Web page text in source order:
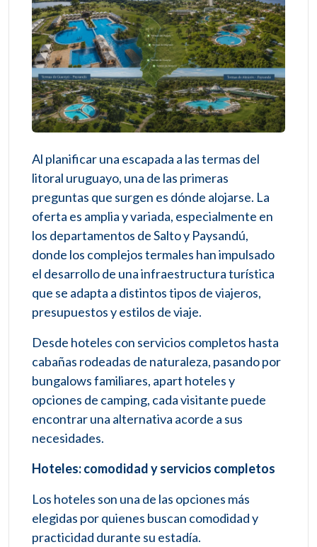
Al planificar una escapada a las termas del
litoral uruguayo, una de las primeras
preguntas que surgen es dónde alojarse. La
oferta es amplia y variada, especialmente en
los departamentos de Salto y Paysandú,
donde los complejos termales han impulsado
el desarrollo de una infraestructura turística
que se adapta a distintos tipos de viajeros,
presupuestos y estilos de viaje.
Desde hoteles con servicios completos hasta
cabañas rodeadas de naturaleza, pasando por
bungalows familiares, apart hoteles y
opciones de camping, cada visitante puede
encontrar una alternativa acorde a sus
necesidades.
Hoteles: comodidad y servicios completos
Los hoteles son una de las opciones más
elegidas por quienes buscan comodidad y
practicidad durante su estadía.